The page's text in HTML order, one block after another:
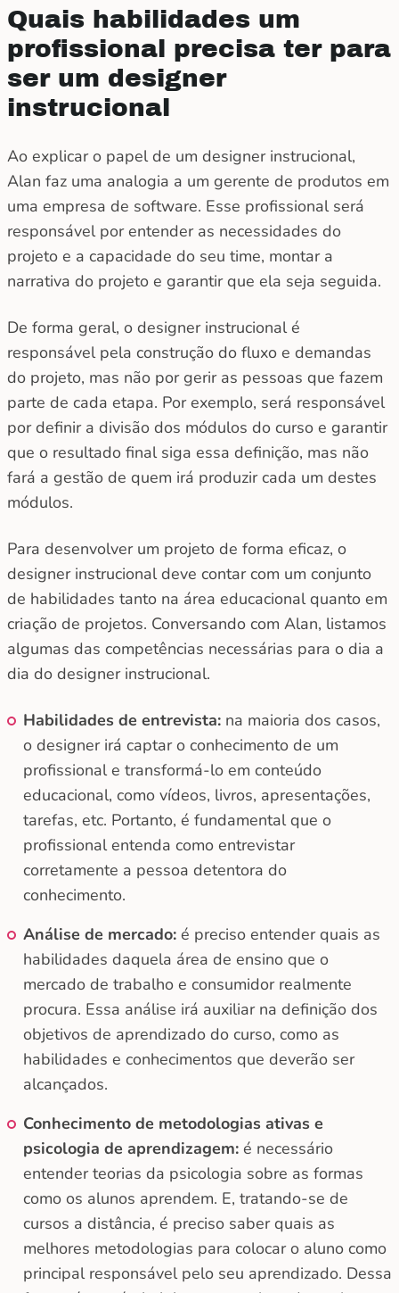
Quais habilidades um
profissional precisa ter para
ser um designer
instrucional
Ao explicar o papel de um designer instrucional,
Alan faz uma analogia a um gerente de produtos em
uma empresa de software. Esse profissional será
responsável por entender as necessidades do
projeto e a capacidade do seu time, montar a
narrativa do projeto e garantir que ela seja seguida.
De forma geral, o designer instrucional é
responsável pela construção do fluxo e demandas
do projeto, mas não por gerir as pessoas que fazem
parte de cada etapa. Por exemplo, será responsável
por definir a divisão dos módulos do curso e garantir
que o resultado final siga essa definição, mas não
fará a gestão de quem irá produzir cada um destes
módulos.
Para desenvolver um projeto de forma eficaz, o
designer instrucional deve contar com um conjunto
de habilidades tanto na área educacional quanto em
criação de projetos. Conversando com Alan, listamos
algumas das competências necessárias para o dia a
dia do designer instrucional.
Habilidades de entrevista: na maioria dos casos,
o designer irá captar o conhecimento de um
profissional e transformá-lo em conteúdo
educacional, como vídeos, livros, apresentações,
tarefas, etc. Portanto, é fundamental que o
profissional entenda como entrevistar
corretamente a pessoa detentora do
conhecimento.
Análise de mercado: é preciso entender quais as
habilidades daquela área de ensino que o
mercado de trabalho e consumidor realmente
procura. Essa análise irá auxiliar na definição dos
objetivos de aprendizado do curso, como as
habilidades e conhecimentos que deverão ser
alcançados.
Conhecimento de metodologias ativas e
psicologia de aprendizagem: é necessário
entender teorias da psicologia sobre as formas
como os alunos aprendem. E, tratando-se de
cursos a distância, é preciso saber quais as
melhores metodologias para colocar o aluno como
principal responsável pelo seu aprendizado. Dessa